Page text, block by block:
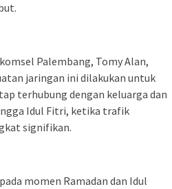
Palembang, Tomy Alan,
jaringan ini dilakukan untuk
terhubung dengan keluarga dan
Idul Fitri, ketika trafik
signifikan.
momen Ramadan dan Idul